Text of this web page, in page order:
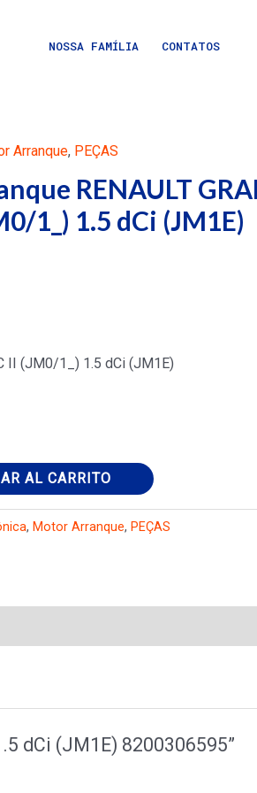
NOSSA FAMÍLIA CONTATOS
Arranque, PEÇAS
RENAULT
1_) 1.5 dCi (JM1E)
II (JM0/1_) 1.5 dCi (JM1E)
AL CARRITO
, Motor Arranque, PEÇAS
dCi (JM1E) 8200306595”